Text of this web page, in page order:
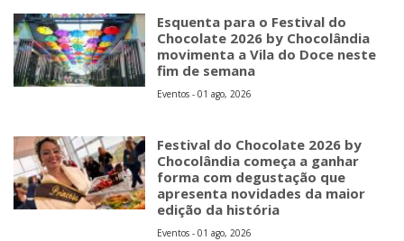
Esquenta para o Festival do
Chocolate 2026 by Chocolândia
movimenta a Vila do Doce neste
fim de semana
Eventos - 01 ago, 2026
Festival do Chocolate 2026 by
Chocolândia começa a ganhar
forma com degustação que
apresenta novidades da maior
edição da história
Eventos - 01 ago, 2026